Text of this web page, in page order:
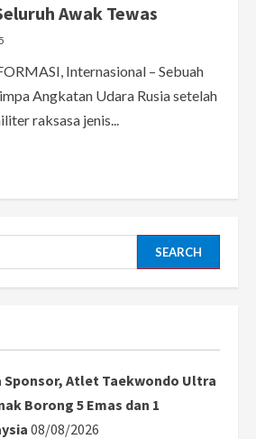
Awak Tewas
Internasional – Sebuah
Angkatan Udara Rusia setelah
raksasa jenis...
Sponsor, Atlet Taekwondo Ultra
Borong 5 Emas dan 1
08/08/2026